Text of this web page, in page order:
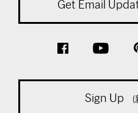
Get Email
Sign Up (